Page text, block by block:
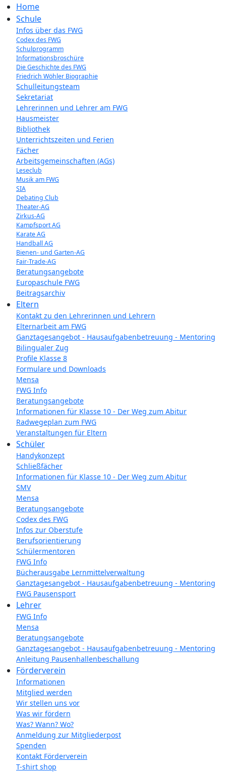
Home
Schule
Infos über das FWG
Codex des FWG
Schulprogramm
Informationsbroschüre
Die Geschichte des FWG
Friedrich Wöhler Biographie
Schulleitungsteam
Sekretariat
Lehrerinnen und Lehrer am FWG
Hausmeister
Bibliothek
Unterrichtszeiten und Ferien
Fächer
Arbeitsgemeinschaften (AGs)
Leseclub
Musik am FWG
SIA
Debating Club
Theater-AG
Zirkus-AG
Kampfsport AG
Karate AG
Handball AG
Bienen- und Garten-AG
Fair-Trade-AG
Beratungsangebote
Europaschule FWG
Beitragsarchiv
Eltern
Kontakt zu den Lehrerinnen und Lehrern
Elternarbeit am FWG
Ganztagesangebot - Hausaufgabenbetreuung - Mentoring
Bilingualer Zug
Profile Klasse 8
Formulare und Downloads
Mensa
FWG Info
Beratungsangebote
Informationen für Klasse 10 - Der Weg zum Abitur
Radwegeplan zum FWG
Veranstaltungen für Eltern
Schüler
Handykonzept
Schließfächer
Informationen für Klasse 10 - Der Weg zum Abitur
SMV
Mensa
Beratungsangebote
Codex des FWG
Infos zur Oberstufe
Berufsorientierung
Schülermentoren
FWG Info
Bücherausgabe Lernmittelverwaltung
Ganztagesangebot - Hausaufgabenbetreuung - Mentoring
FWG Pausensport
Lehrer
FWG Info
Mensa
Beratungsangebote
Ganztagesangebot - Hausaufgabenbetreuung - Mentoring
Anleitung Pausenhallenbeschallung
Förderverein
Informationen
Mitglied werden
Wir stellen uns vor
Was wir fördern
Was? Wann? Wo?
Anmeldung zur Mitgliederpost
Spenden
Kontakt Förderverein
T-shirt shop